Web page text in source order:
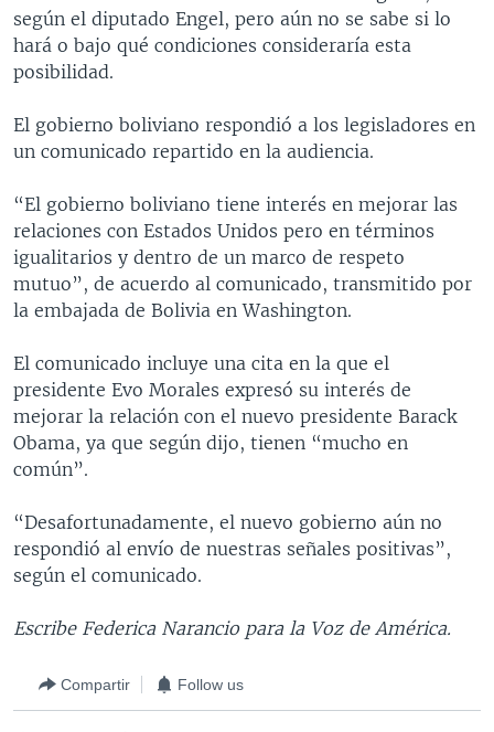
según el diputado Engel, pero aún no se sabe si lo
hará o bajo qué condiciones consideraría esta
posibilidad.
El gobierno boliviano respondió a los legisladores en
un comunicado repartido en la audiencia.
“El gobierno boliviano tiene interés en mejorar las
relaciones con Estados Unidos pero en términos
igualitarios y dentro de un marco de respeto
mutuo”, de acuerdo al comunicado, transmitido por
la embajada de Bolivia en Washington.
El comunicado incluye una cita en la que el
presidente Evo Morales expresó su interés de
mejorar la relación con el nuevo presidente Barack
Obama, ya que según dijo, tienen “mucho en
común”.
“Desafortunadamente, el nuevo gobierno aún no
respondió al envío de nuestras señales positivas”,
según el comunicado.
Escribe Federica Narancio para la Voz de América.
Compartir Follow us